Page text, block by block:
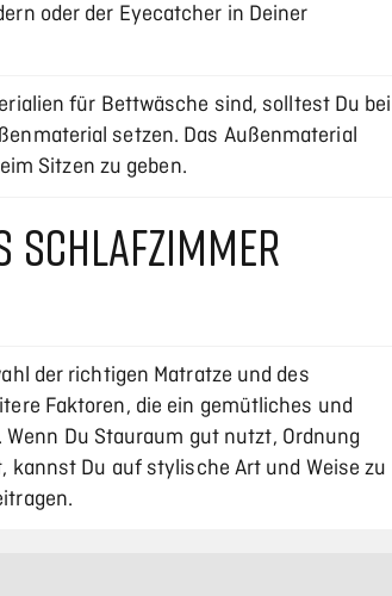
oder der Eyecatcher in Deiner
für Bettwäsche sind, solltest Du bei
setzen. Das Außenmaterial
Sitzen zu geben.
SCHLAFZIMMER
der richtigen Matratze und des
Faktoren, die ein gemütliches und
Du Stauraum gut nutzt, Ordnung
Du auf stylische Art und Weise zu